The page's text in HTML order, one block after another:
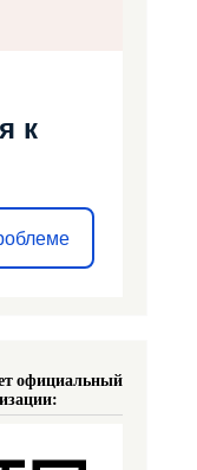
к
официальный